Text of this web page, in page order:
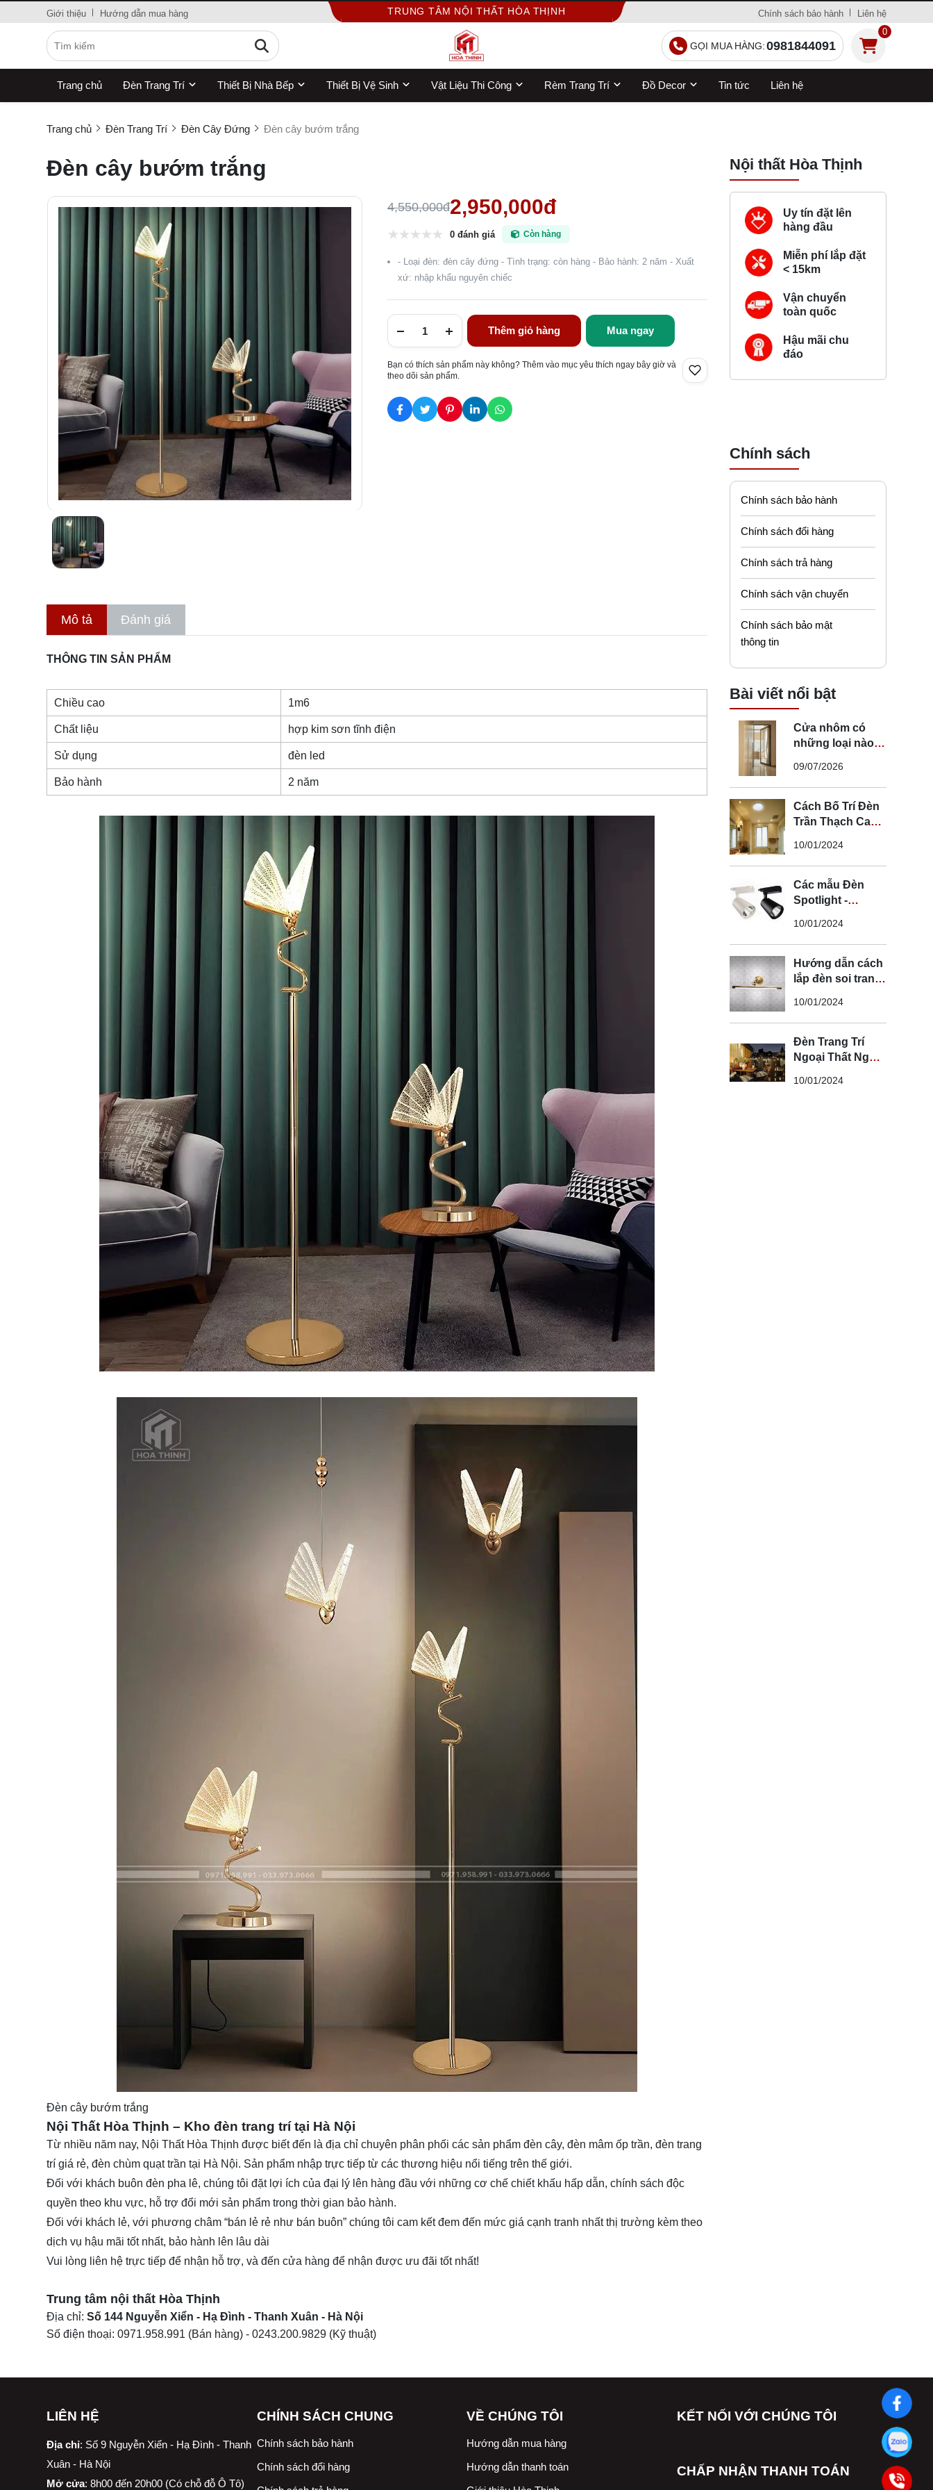
Giới thiệu Hướng dẫn mua hàng TRUNG TÂM NỘI THẤT HÒA THỊNH Chính sách bảo hành Liên hệ
GỌI MUA HÀNG:0981844091
0
Trang chủ Đèn Trang Trí Thiết Bị Nhà Bếp Thiết Bị Vệ Sinh Vật Liệu Thi Công Rèm Trang Trí Đồ Decor Tin tức Liên hệ
Trang chủ Đèn Trang Trí Đèn Cây Đứng Đèn cây bướm trắng
Đèn cây bướm trắng
4,550,000đ2,950,000đ
0 đánh giá Còn hàng
- Loại đèn: đèn cây đứng - Tình trạng: còn hàng - Bảo hành: 2 năm - Xuất
xứ: nhập khẩu nguyên chiếc
Thêm giỏ hàng Mua ngay
Bạn có thích sản phẩm này không? Thêm vào mục yêu thích ngay bây giờ và
theo dõi sản phẩm.
Mô tả Đánh giá
THÔNG TIN SẢN PHẨM
Chiều cao 1m6
Chất liệu hợp kim sơn tĩnh điện
Sử dụng đèn led
Bảo hành 2 năm
Đèn cây bướm trắng
Nội Thất Hòa Thịnh – Kho đèn trang trí tại Hà Nội
Từ nhiều năm nay, Nội Thất Hòa Thịnh được biết đến là địa chỉ chuyên phân phối các sản phẩm đèn cây, đèn mâm ốp trần, đèn trang
trí giá rẻ, đèn chùm quạt trần tại Hà Nội. Sản phẩm nhập trực tiếp từ các thương hiệu nổi tiếng trên thế giới.
Đối với khách buôn đèn pha lê, chúng tôi đặt lợi ích của đại lý lên hàng đầu với những cơ chế chiết khấu hấp dẫn, chính sách độc
quyền theo khu vực, hỗ trợ đổi mới sản phẩm trong thời gian bảo hành.
Đối với khách lẻ, với phương châm “bán lẻ rẻ như bán buôn” chúng tôi cam kết đem đến mức giá cạnh tranh nhất thị trường kèm theo
dịch vụ hậu mãi tốt nhất, bảo hành lên lâu dài
Vui lòng liên hệ trực tiếp để nhận hỗ trợ, và đến cửa hàng để nhận được ưu đãi tốt nhất!
Trung tâm nội thất Hòa Thịnh
Địa chỉ: Số 144 Nguyễn Xiển - Hạ Đình - Thanh Xuân - Hà Nội
Số điện thoại: 0971.958.991 (Bán hàng) - 0243.200.9829 (Kỹ thuật)
Nội thất Hòa Thịnh
Uy tín đặt lên
hàng đầu
Miễn phí lắp đặt
< 15km
Vận chuyển
toàn quốc
Hậu mãi chu
đáo
Chính sách
Chính sách bảo hành
Chính sách đổi hàng
Chính sách trả hàng
Chính sách vận chuyển
Chính sách bảo mật
thông tin
Bài viết nổi bật
Cửa nhôm có
những loại nào?
nhôm phù hợp
09/07/2026
Cách Bố Trí Đèn
Trần Thạch Cao
Lắp Đèn Trần
Thạch Cao
10/01/2024
Các mẫu Đèn
Spotlight -
- Spotlight rọi ray
10/01/2024
Hướng dẫn cách
lắp đèn soi tranh
an toàn
10/01/2024
Đèn Trang Trí
Ngoại Thất Ngoài
Thất Trang Trí
10/01/2024
LIÊN HỆ
Địa chỉ: Số 9 Nguyễn Xiển - Hạ Đình - Thanh
Xuân - Hà Nội
Mở cửa: 8h00 đến 20h00 (Có chỗ đỗ Ô Tô)
CHÍNH SÁCH CHUNG
Chính sách bảo hành
Chính sách đổi hàng
VỀ CHÚNG TÔI
Hướng dẫn mua hàng
Hướng dẫn thanh toán
KẾT NỐI VỚI CHÚNG TÔI
CHẤP NHẬN THANH TOÁN